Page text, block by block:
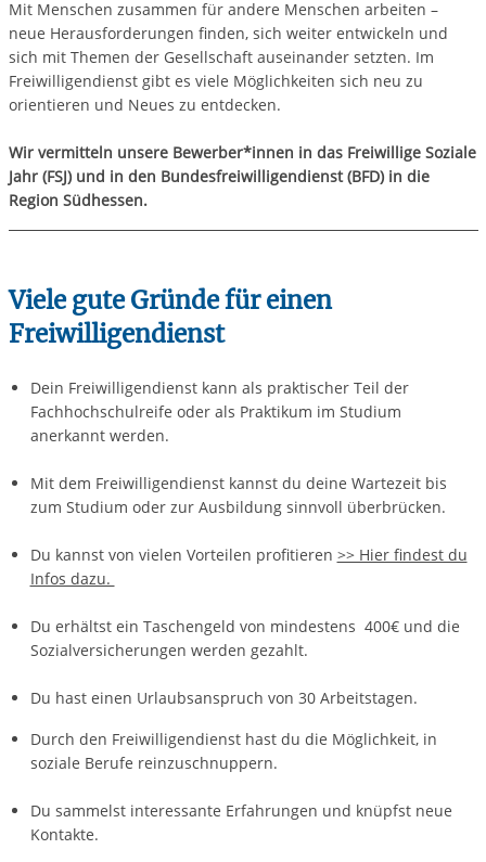
Mit Menschen zusammen für andere Menschen arbeiten –
neue Herausforderungen finden, sich weiter entwickeln und
sich mit Themen der Gesellschaft auseinander setzten. Im
Freiwilligendienst gibt es viele Möglichkeiten sich neu zu
orientieren und Neues zu entdecken.
Wir vermitteln unsere Bewerber*innen in das Freiwillige Soziale
Jahr (FSJ) und in den Bundesfreiwilligendienst (BFD) in die
Region Südhessen.
Viele gute Gründe für einen
Freiwilligendienst
Dein Freiwilligendienst kann als praktischer Teil der
Fachhochschulreife oder als Praktikum im Studium
anerkannt werden.
Mit dem Freiwilligendienst kannst du deine Wartezeit bis
zum Studium oder zur Ausbildung sinnvoll überbrücken.
Du kannst von vielen Vorteilen profitieren >> Hier findest du
Infos dazu.
Du erhältst ein Taschengeld von mindestens 400€ und die
Sozialversicherungen werden gezahlt.
Du hast einen Urlaubsanspruch von 30 Arbeitstagen.
Durch den Freiwilligendienst hast du die Möglichkeit, in
soziale Berufe reinzuschnuppern.
Du sammelst interessante Erfahrungen und knüpfst neue
Kontakte.